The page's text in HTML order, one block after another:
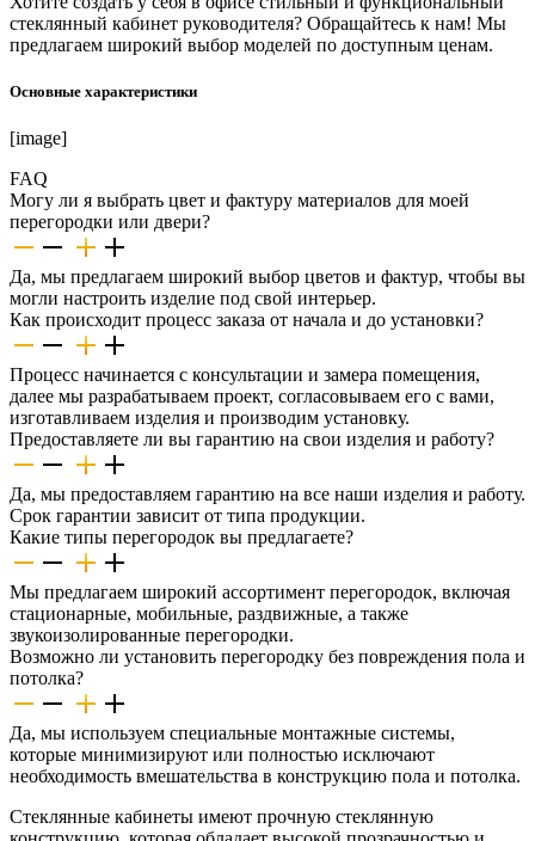
стеклянный кабинет руководителя? Обращайтесь к нам! Мы
предлагаем широкий выбор моделей по доступным ценам.
Основные характеристики
[image]
FAQ
Могу ли я выбрать цвет и фактуру материалов для моей
перегородки или двери?
Да, мы предлагаем широкий выбор цветов и фактур, чтобы вы
могли настроить изделие под свой интерьер.
Как происходит процесс заказа от начала и до установки?
Процесс начинается с консультации и замера помещения,
далее мы разрабатываем проект, согласовываем его с вами,
изготавливаем изделия и производим установку.
Предоставляете ли вы гарантию на свои изделия и работу?
Да, мы предоставляем гарантию на все наши изделия и работу.
Срок гарантии зависит от типа продукции.
Какие типы перегородок вы предлагаете?
Мы предлагаем широкий ассортимент перегородок, включая
стационарные, мобильные, раздвижные, а также
звукоизолированные перегородки.
Возможно ли установить перегородку без повреждения пола и
потолка?
Да, мы используем специальные монтажные системы,
которые минимизируют или полностью исключают
необходимость вмешательства в конструкцию пола и потолка.
Стеклянные кабинеты имеют прочную стеклянную